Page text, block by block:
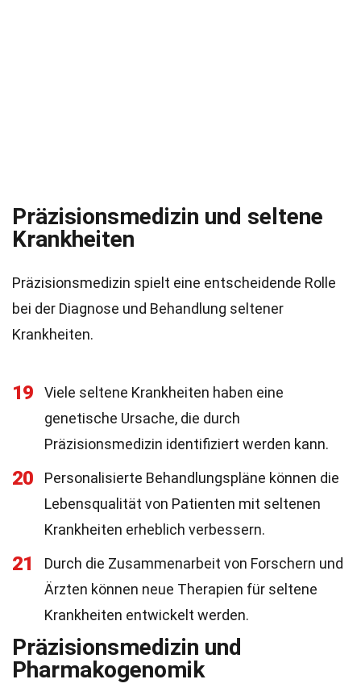
Präzisionsmedizin und seltene
Krankheiten
Präzisionsmedizin spielt eine entscheidende Rolle
bei der Diagnose und Behandlung seltener
Krankheiten.
19
Viele seltene Krankheiten haben eine
genetische Ursache, die durch
Präzisionsmedizin identifiziert werden kann.
20
Personalisierte Behandlungspläne können die
Lebensqualität von Patienten mit seltenen
Krankheiten erheblich verbessern.
21
Durch die Zusammenarbeit von Forschern und
Ärzten können neue Therapien für seltene
Krankheiten entwickelt werden.
Präzisionsmedizin und
Pharmakogenomik